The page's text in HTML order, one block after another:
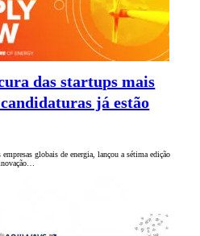
das startups mais
já estão
globais de energia, lançou a sétima edição